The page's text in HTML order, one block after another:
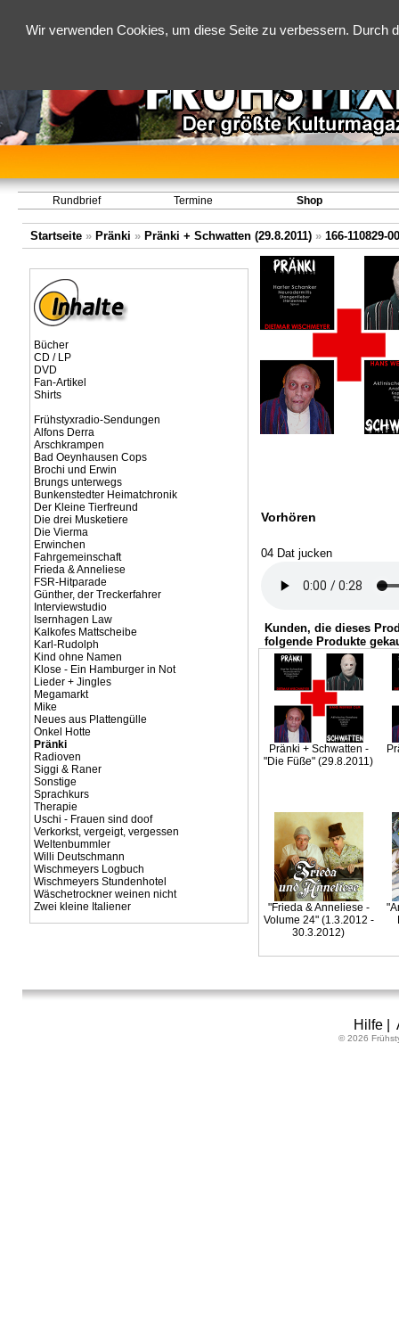
Wir verwenden Cookies, um diese Seite zu verbessern.
Rundbrief Termine Shop
Startseite» Pränki » Pränki + Schwatten (29.8.2011)» 166-110829-
Bücher
CD / LP
DVD
Fan-Artikel
Shirts
Frühstyxradio-Sendungen
Alfons Derra
Arschkrampen
Bad Oeynhausen Cops
Brochi und Erwin
Brungs unterwegs
Bunkenstedter Heimatchronik
Der Kleine Tierfreund
Die drei Musketiere
Die Vierma
Erwinchen
Fahrgemeinschaft
Frieda & Anneliese
FSR-Hitparade
Günther, der Treckerfahrer
Interviewstudio
Isernhagen Law
Kalkofes Mattscheibe
Karl-Rudolph
Kind ohne Namen
Klose - Ein Hamburger in Not
Lieder + Jingles
Megamarkt
Mike
Neues aus Plattengülle
Onkel Hotte
Pränki
Radioven
Siggi & Raner
Sonstige
Sprachkurs
Therapie
Uschi - Frauen sind doof
Verkorkst, vergeigt, vergessen
Weltenbummler
Willi Deutschmann
Wischmeyers Logbuch
Wischmeyers Stundenhotel
Wäschetrockner weinen nicht
Zwei kleine Italiener
Vorhören
04 Dat jucken
Kunden, die dieses
folgende Produkte
Pränki + Schwatten -
"Die Füße" (29.8.2011)
"Frieda & Anneliese -
Volume 24" (1.3.2012 -
30.3.2012)
Hilfe|
© 2026